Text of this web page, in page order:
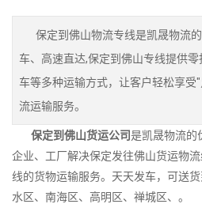
保定到佛山物流专线是凯晟物流的
车、高速直达,保定到佛山专线提供
车等多种运输方式，让客户轻松享受
流运输服务。
保定到佛山货运公司是凯晟物流的
企业、工厂解决保定发往佛山货运物
线的货物运输服务。天天发车，可送
水区、南海区、高明区、禅城区、。